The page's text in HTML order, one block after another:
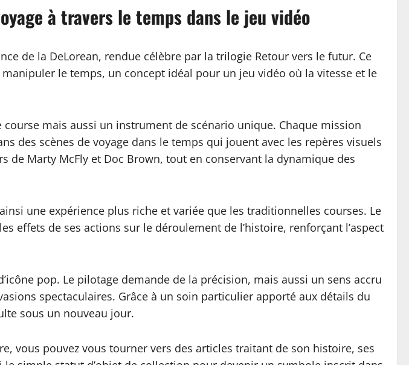
à travers le temps dans le jeu vidéo
de la DeLorean, rendue célèbre par la trilogie Retour vers le futur. Ce
le temps, un concept idéal pour un jeu vidéo où la vitesse et le
mais aussi un instrument de scénario unique. Chaque mission
des scènes de voyage dans le temps qui jouent avec les repères visuels
de Marty McFly et Doc Brown, tout en conservant la dynamique des
une expérience plus riche et variée que les traditionnelles courses. Le
de ses actions sur le déroulement de l’histoire, renforçant l’aspect
pop. Le pilotage demande de la précision, mais aussi un sens accru
spectaculaires. Grâce à un soin particulier apporté aux détails du
sous un nouveau jour.
vous pouvez vous tourner vers des articles traitant de son histoire, ses